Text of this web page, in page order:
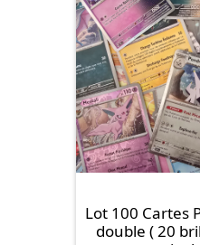
Lot 100 Cartes
double ( 20